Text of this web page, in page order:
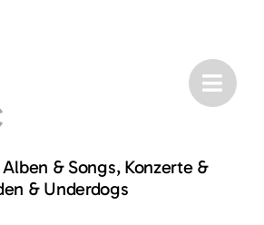
& Songs, Konzerte &
& Underdogs